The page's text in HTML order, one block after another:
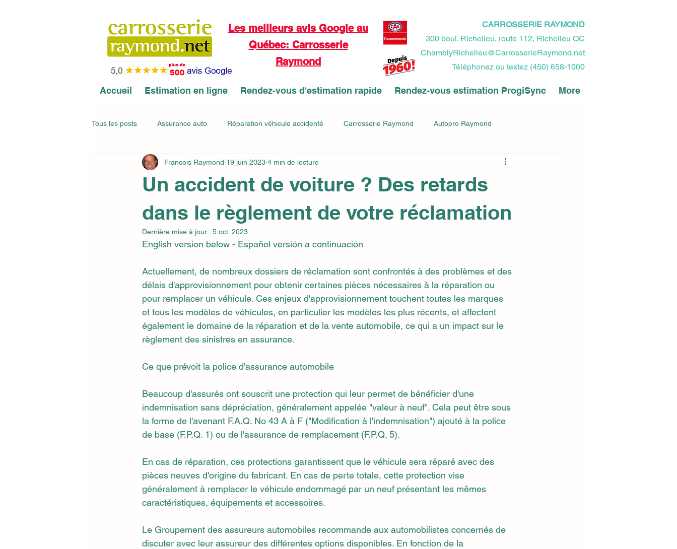
Accueil Estimation en ligne Rendez-vous d'estimation rapide Rendez-vous estimation ProgiSync More
Les meilleurs avis Google au
Québec: Carrosserie
Raymond
CARROSSERIE RAYMOND
​300 boul. Richelieu, route 112, Richelieu QC
ChamblyRichelieu@CarrosserieRaymond.net
Téléphonez ou textez (450) 658-1000
Tous les posts Assurance auto Réparation véhicule accidenté Carrosserie Raymond Autopro Raymond
SubaruCAR.net Certification carrosserie VitreDauto.pro
CCS Consolidated Collision Services Vehiculeelectrique.pro Collision véhicule électrique Offre d'emploi - Job offer - Oferta
acqve - avhq
Un accident de voiture ? Des retards
dans le règlement de votre réclamation
Francois Raymond 19 juin 2023 4 min de lecture
Dernière mise à jour : 5 oct. 2023
English version below - Español versión a continuación
Actuellement, de nombreux dossiers de réclamation sont confrontés à des problèmes et des
délais d'approvisionnement pour obtenir certaines pièces nécessaires à la réparation ou
pour remplacer un véhicule. Ces enjeux d'approvisionnement touchent toutes les marques
et tous les modèles de véhicules, en particulier les modèles les plus récents, et affectent
également le domaine de la réparation et de la vente automobile, ce qui a un impact sur le
règlement des sinistres en assurance.
Ce que prévoit la police d'assurance automobile
Beaucoup d'assurés ont souscrit une protection qui leur permet de bénéficier d'une
indemnisation sans dépréciation, généralement appelée "valeur à neuf". Cela peut être sous
la forme de l'avenant F.A.Q. No 43 A à F ("Modification à l'indemnisation") ajouté à la police
de base (F.P.Q. 1) ou de l'assurance de remplacement (F.P.Q. 5).
En cas de réparation, ces protections garantissent que le véhicule sera réparé avec des
pièces neuves d'origine du fabricant. En cas de perte totale, cette protection vise
généralement à remplacer le véhicule endommagé par un neuf présentant les mêmes
caractéristiques, équipements et accessoires.
Le Groupement des assureurs automobiles recommande aux automobilistes concernés de
discuter avec leur assureur des différentes options disponibles. En fonction de la